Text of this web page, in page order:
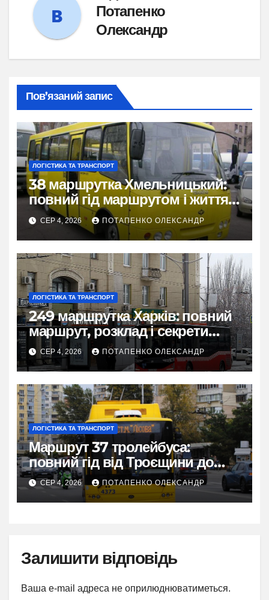
Потапенко
Олександр
Пов’язаний запис
ЛОГІСТИКА ТА ТРАНСПОРТ
38 маршрутка Хмельницький:
повний гід маршрутом і життям
міста
СЕР 4, 2026 ПОТАПЕНКО ОЛЕКСАНДР
ЛОГІСТИКА ТА ТРАНСПОРТ
249 маршрутка Харків: повний
маршрут, розклад і секрети
зручної поїздки
СЕР 4, 2026 ПОТАПЕНКО ОЛЕКСАНДР
ЛОГІСТИКА ТА ТРАНСПОРТ
Маршрут 37 тролейбуса:
повний гід від Троєщини до
метро Лісова
СЕР 4, 2026 ПОТАПЕНКО ОЛЕКСАНДР
Залишити відповідь
Ваша e-mail адреса не оприлюднюватиметься.